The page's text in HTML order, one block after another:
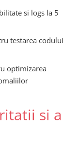
si logs la 5
testarea codului
optimizarea
si a